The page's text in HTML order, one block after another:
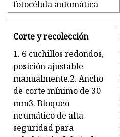
fotocélula automática
Corte y recolección
1. 6 cuchillos redondos,
posición ajustable
manualmente.2. Ancho
de corte mínimo de 30
mm3. Bloqueo
neumático de alta
seguridad para